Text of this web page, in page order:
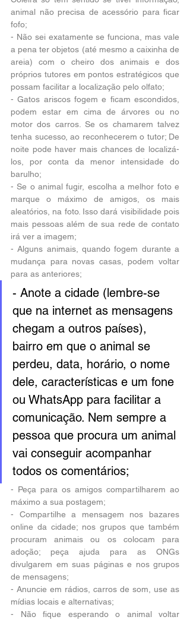
animal não precisa de acessório para ficar
fofo;
- Não sei exatamente se funciona, mas vale
a pena ter objetos (até mesmo a caixinha de
areia) com o cheiro dos animais e dos
próprios tutores em pontos estratégicos que
possam facilitar a localização pelo olfato;
- Gatos ariscos fogem e ficam escondidos,
podem estar em cima de árvores ou no
motor dos carros. Se os chamarem talvez
tenha sucesso, ao reconhecerem o tutor; De
noite pode haver mais chances de localizá-
los, por conta da menor intensidade do
barulho;
- Se o animal fugir, escolha a melhor foto e
marque o máximo de amigos, os mais
aleatórios, na foto. Isso dará visibilidade pois
mais pessoas além de sua rede de contato
irá ver a imagem;
- Alguns animais, quando fogem durante a
mudança para novas casas, podem voltar
para as anteriores;
- Anote a cidade (lembre-se
que na internet as mensagens
chegam a outros países),
bairro em que o animal se
perdeu, data, horário, o nome
dele, características e um fone
ou WhatsApp para facilitar a
comunicação. Nem sempre a
pessoa que procura um animal
vai conseguir acompanhar
todos os comentários;
- Peça para os amigos compartilharem ao
máximo a sua postagem;
- Compartilhe a mensagem nos bazares
online da cidade; nos grupos que também
procuram animais ou os colocam para
adoção; peça ajuda para as ONGs
divulgarem em suas páginas e nos grupos
de mensagens;
- Anuncie em rádios, carros de som, use as
mídias locais e alternativas;
- Não fique esperando o animal voltar